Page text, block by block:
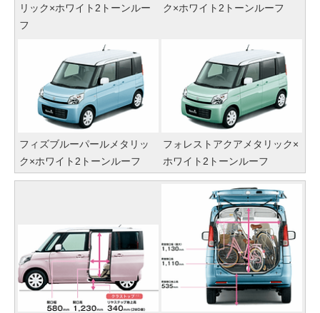
リック×ホワイト2トーンルー
フ
ク×ホワイト2トーンルーフ
フィズブルーパールメタリッ
ク×ホワイト2トーンルーフ
フォレストアクアメタリック×
ホワイト2トーンルーフ